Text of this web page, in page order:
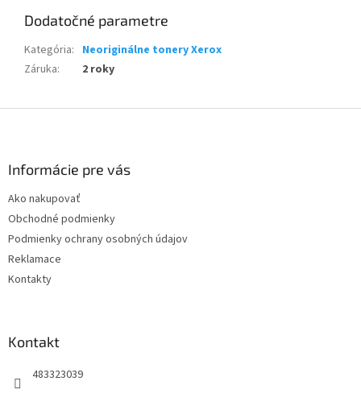
Dodatočné parametre
Kategória: Neoriginálne tonery Xerox
Záruka: 2 roky
Informácie pre vás
Ako nakupovať
Obchodné podmienky
Podmienky ochrany osobných údajov
Reklamace
Kontakty
Kontakt
483323039